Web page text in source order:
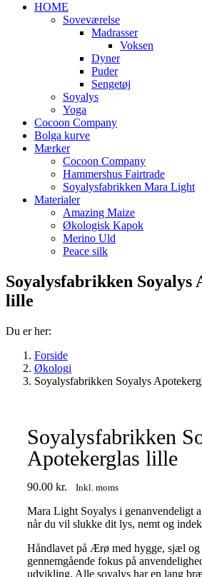
HOME
Soveværelse
Madrasser
Voksen
Dyner
Puder
Sengetøj
Soyalys
Yoga
Cocoon Company
Bolga kurve
Mærker
Cocoon Company
Hammershus Fairtrade
Soyalysfabrikken Mara Light
Materialer
Amazing Maize
Økologisk Kapok
Merino Uld
Peace silk
Soyalysfabrikken Soyalys
lille
Du er her:
Forside
Økologi
Soyalysfabrikken Soyalys
Soyalysfabrikken
Apotekerglas lille
90.00 kr. Inkl. moms
Mara Light Soyalys i genanvendeligt
når du vil slukke dit lys, nemt og
Håndlavet på Ærø med hygge, sjæl og
gennemgående fokus på
udvikling. Alle soyalys har en lang